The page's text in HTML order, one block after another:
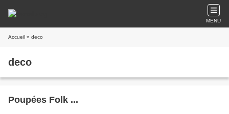
MENU
Accueil » deco
deco
Poupées Folk ...